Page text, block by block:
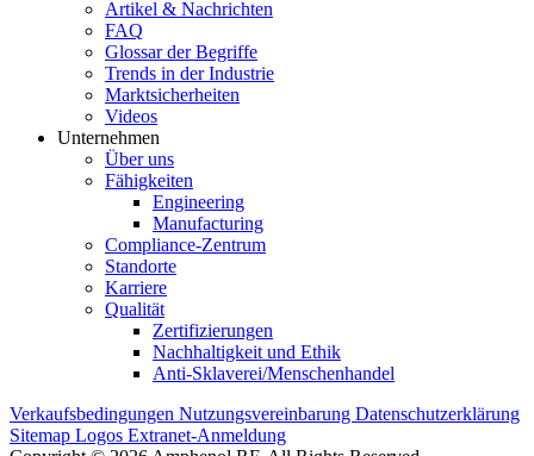
Artikel & Nachrichten
FAQ
Glossar der Begriffe
Trends in der Industrie
Marktsicherheiten
Videos
Unternehmen
Über uns
Fähigkeiten
Engineering
Manufacturing
Compliance-Zentrum
Standorte
Karriere
Qualität
Zertifizierungen
Nachhaltigkeit und Ethik
Anti-Sklaverei/Menschenhandel
Verkaufsbedingungen Nutzungsvereinbarung Datenschutzerklärung
Sitemap Logos Extranet-Anmeldung